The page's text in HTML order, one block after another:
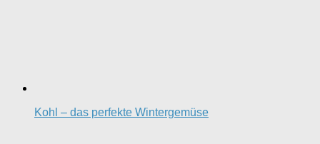
Kohl – das perfekte Wintergemüse